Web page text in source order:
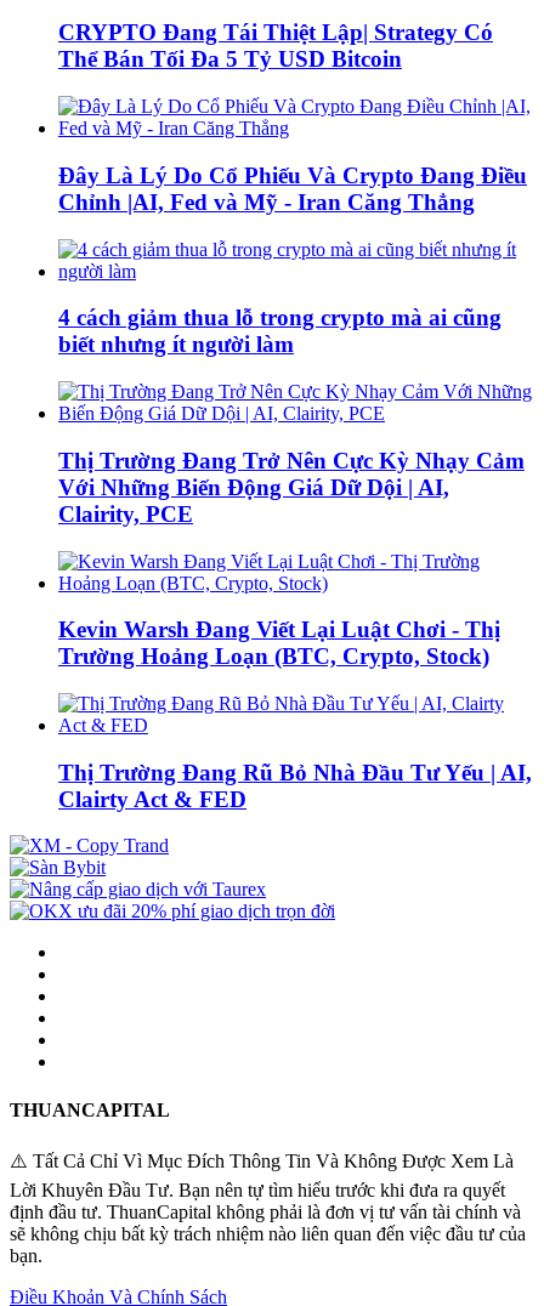
CRYPTO Đang Tái Thiệt Lập| Strategy Có
Thể Bán Tối Đa 5 Tỷ USD Bitcoin
Đây Là Lý Do Cổ Phiếu Và Crypto Đang Điều
Chỉnh |AI, Fed và Mỹ - Iran Căng Thẳng
4 cách giảm thua lỗ trong crypto mà ai cũng
biết nhưng ít người làm
Thị Trường Đang Trở Nên Cực Kỳ Nhạy Cảm
Với Những Biến Động Giá Dữ Dội | AI,
Clairity, PCE
Kevin Warsh Đang Viết Lại Luật Chơi - Thị
Trường Hoảng Loạn (BTC, Crypto, Stock)
Thị Trường Đang Rũ Bỏ Nhà Đầu Tư Yếu | AI,
Clairty Act & FED
THUANCAPITAL
⚠️ Tất Cả Chỉ Vì Mục Đích Thông Tin Và Không Được Xem Là
Lời Khuyên Đầu Tư. Bạn nên tự tìm hiểu trước khi đưa ra quyết
định đầu tư. ThuanCapital không phải là đơn vị tư vấn tài chính và
sẽ không chịu bất kỳ trách nhiệm nào liên quan đến việc đầu tư của
bạn.
Điều Khoản Và Chính Sách